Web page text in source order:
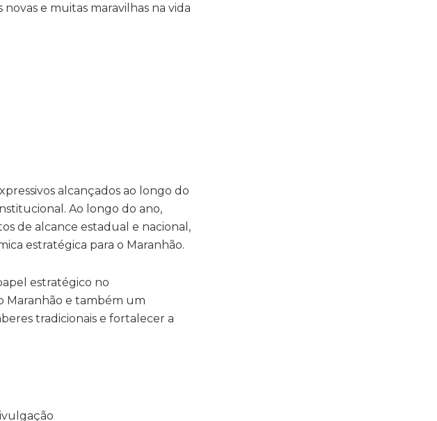
e muitas maravilhas na vida
alcançados ao longo do
Ao longo do ano,
de alcance estadual e nacional,
estratégica para o Maranhão.
estratégico no
Maranhão e também um
tradicionais e fortalecer a